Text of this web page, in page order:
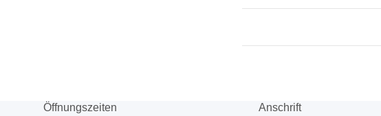
Öffnungszeiten Anschrift